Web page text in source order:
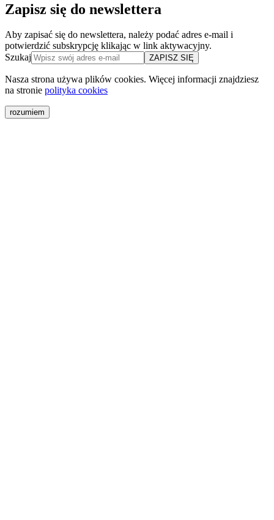
Zapisz się do newslettera
Aby zapisać się do newslettera, należy podać adres e-mail i
potwierdzić subskrypcję klikając w link aktywacyjny.
Szukaj
ZAPISZ SIĘ
Nasza strona używa plików cookies. Więcej informacji znajdziesz
na stronie polityka cookies
rozumiem